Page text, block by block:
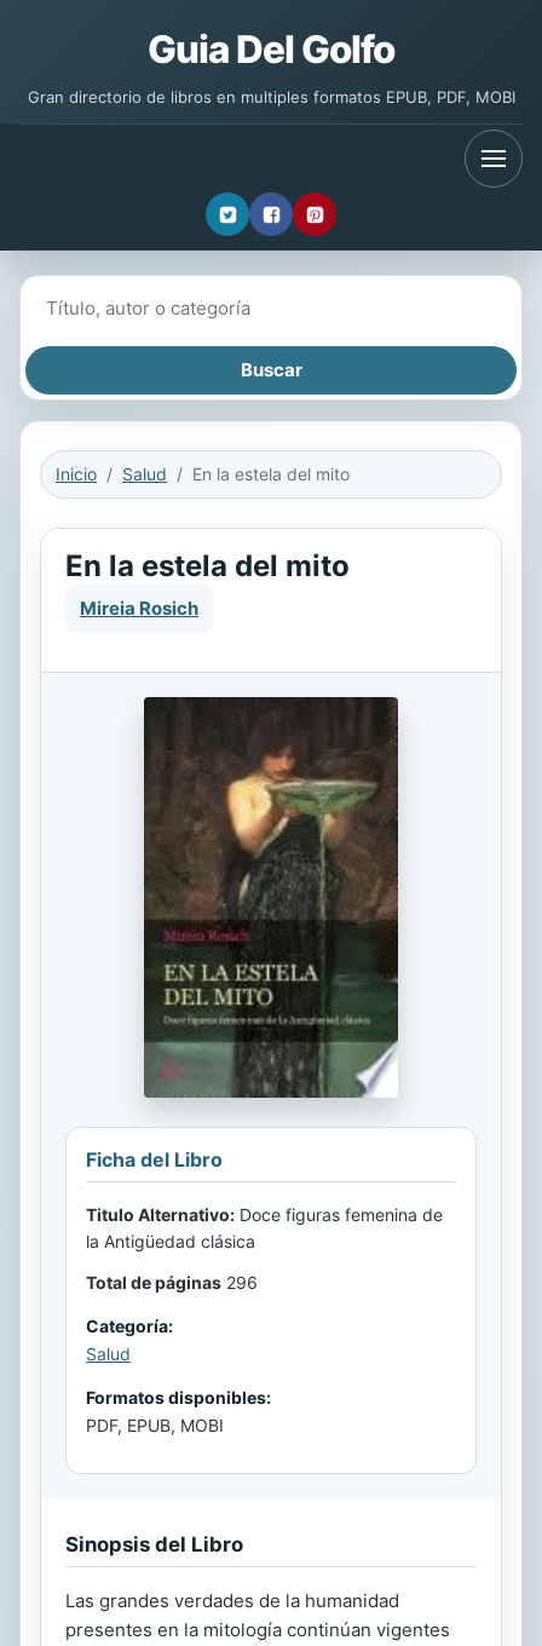
Guia Del Golfo
Gran directorio de libros en multiples formatos EPUB, PDF, MOBI
Inicio Salud En la estela del mito
En la estela del mito
Mireia Rosich
Ficha del Libro
Titulo Alternativo: Doce figuras femenina de
la Antigüedad clásica
Total de páginas 296
Categoría:
Salud
Formatos disponibles:
PDF, EPUB, MOBI
Sinopsis del Libro
Las grandes verdades de la humanidad
presentes en la mitología continúan vigentes